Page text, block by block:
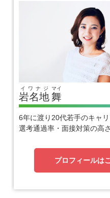
岩名地
イワナジ
舞
マイ
6年に渡り20代若手のキャリ
選考通過率・面接対策の高
プロフィールは